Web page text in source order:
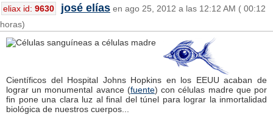
eliax id: 9630 josé elías en ago 25, 2012 a las 12:12 AM ( 00:12
horas)
Científicos del Hospital Johns Hopkins en los EEUU acaban de
lograr un monumental avance (fuente) con células madre que por
fin pone una clara luz al final del túnel para lograr la inmortalidad
biológica de nuestros cuerpos...